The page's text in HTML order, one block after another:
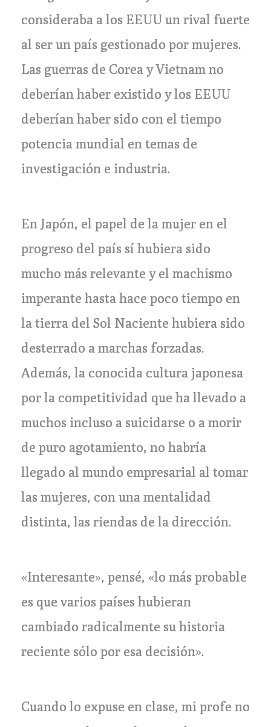
consideraba a los EEUU un rival fuerte
al ser un país gestionado por mujeres.
Las guerras de Corea y Vietnam no
deberían haber existido y los EEUU
deberían haber sido con el tiempo
potencia mundial en temas de
investigación e industria.
En Japón, el papel de la mujer en el
progreso del país sí hubiera sido
mucho más relevante y el machismo
imperante hasta hace poco tiempo en
la tierra del Sol Naciente hubiera sido
desterrado a marchas forzadas.
Además, la conocida cultura japonesa
por la competitividad que ha llevado a
muchos incluso a suicidarse o a morir
de puro agotamiento, no habría
llegado al mundo empresarial al tomar
las mujeres, con una mentalidad
distinta, las riendas de la dirección.
«Interesante», pensé, «lo más probable
es que varios países hubieran
cambiado radicalmente su historia
reciente sólo por esa decisión».
Cuando lo expuse en clase, mi profe no